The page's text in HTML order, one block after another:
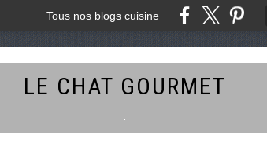
Tous nos blogs cuisine
LE CHAT GOURMET
.